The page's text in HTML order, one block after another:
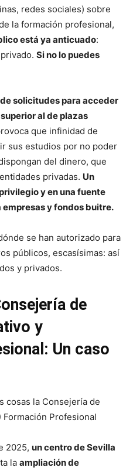
redes sociales) sobre
la formación profesional,
está ya anticuado:
Si no lo puedes
solicitudes para acceder
al de plazas
que infinidad de
sus estudios por no poder
del dinero, que
privadas. Un
y en una fuente
y fondos buitre.
se han autorizado para
públicos, escasísimas: así
y privados.
de
y
Un caso
cosas la Consejería de
Formación Profesional
2025, un centro de Sevilla
la ampliación de